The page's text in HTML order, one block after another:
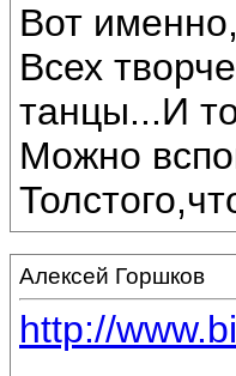
Вот
Всех
танцы...И
Можно
Алексей Горшков
http://